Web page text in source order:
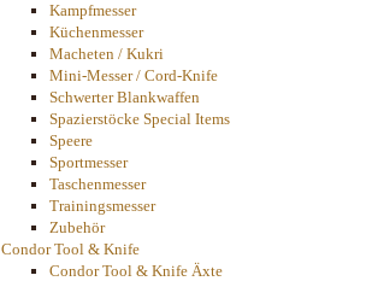
Kampfmesser
Küchenmesser
Macheten / Kukri
Mini-Messer / Cord-Knife
Schwerter Blankwaffen
Spazierstöcke Special Items
Speere
Sportmesser
Taschenmesser
Trainingsmesser
Zubehör
Condor Tool & Knife
Condor Tool & Knife Äxte